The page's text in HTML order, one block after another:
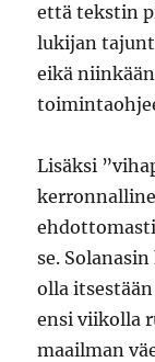
että tekstin
lukijan
eikä
Lisäksi
se.
olla
ensi viikolla
maailman